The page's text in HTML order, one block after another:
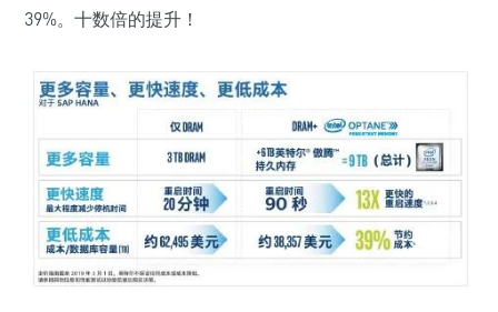
39%。十数倍的提升！